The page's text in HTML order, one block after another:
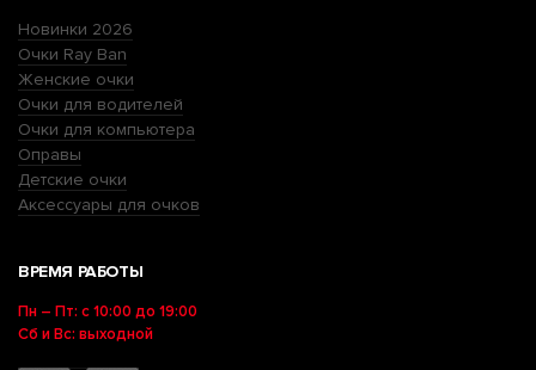
Новинки 2026
Очки Ray Ban
Женские очки
Очки для водителей
Очки для компьютера
Оправы
Детские очки
Аксессуары для очков
ВРЕМЯ РАБОТЫ
Пн – Пт: с 10:00 до 19:00
Сб и Вс: выходной